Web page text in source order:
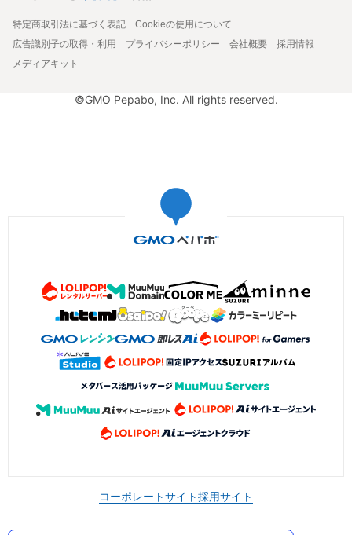
特定商取引法に基づく表記
Cookieの使用について
広告識別子の取得・利用
プライバシーポリシー 会社概要
採用情報
メディアキット
©GMO Pepabo, Inc. All rights reserved.
コーポレートサイト採用サイト